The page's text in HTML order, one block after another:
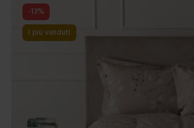
-13%
I più venduti